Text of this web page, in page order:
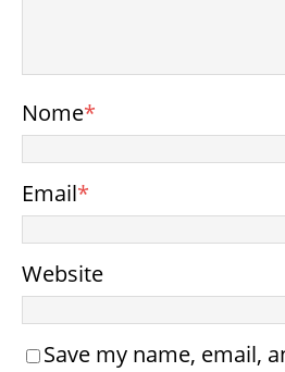
Nome*
Email*
Website
Save my name, email,